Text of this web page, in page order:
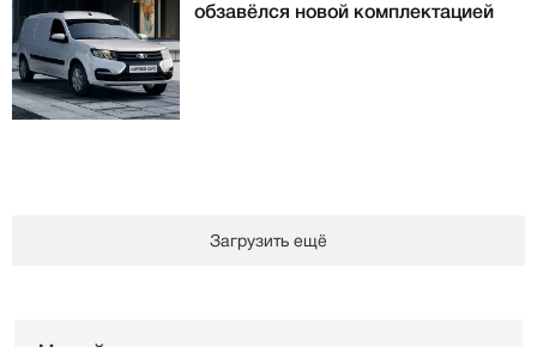
обзавёлся новой комплектацией
Загрузить ещё